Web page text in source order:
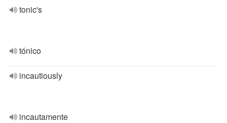
tonic's
tónico
incautiously
incautamente